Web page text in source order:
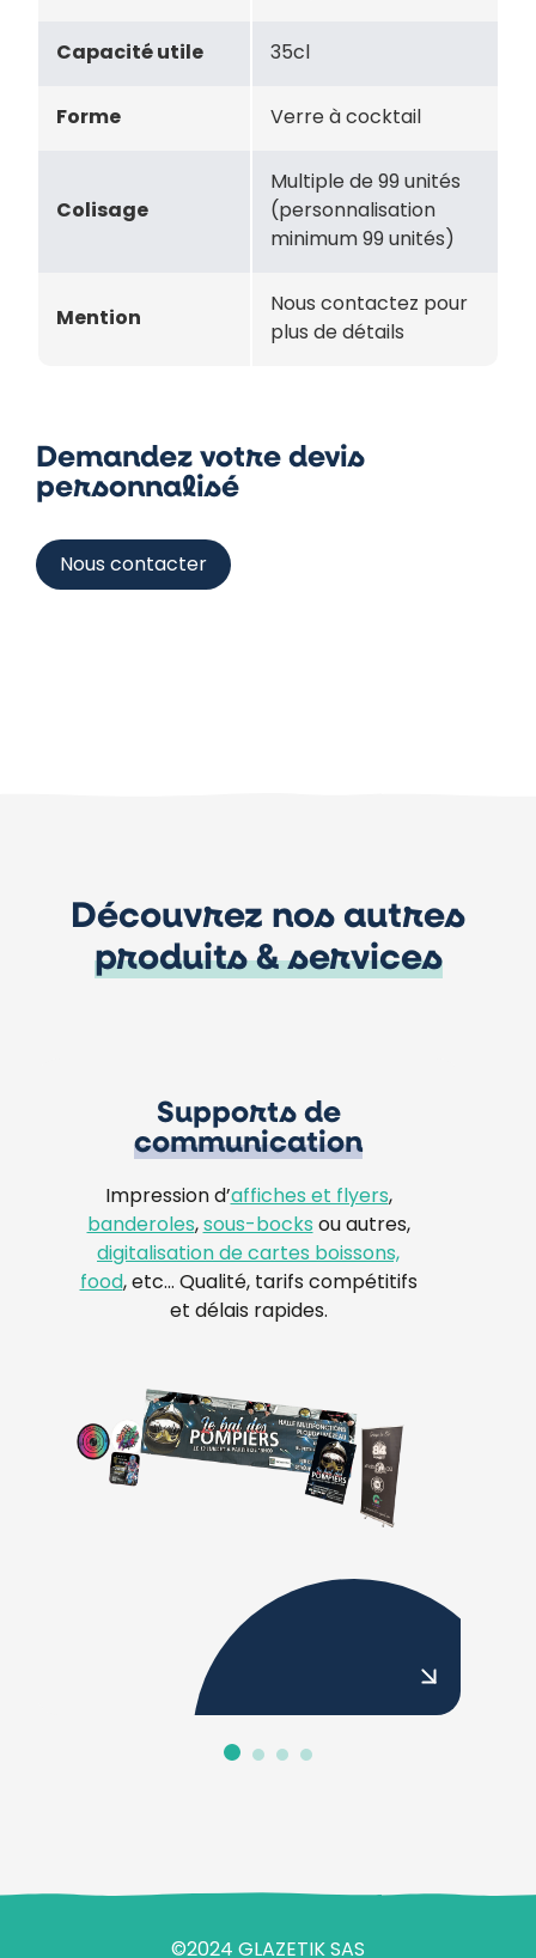
Capacité utile 35cl
Forme Verre à cocktail
Colisage
Multiple de 99 unités
(personnalisation
minimum 99 unités)
Mention
Nous contactez pour
plus de détails
Demandez votre devis
personnalisé
Nous contacter
Découvrez nos autres
produits & services
Supports de
communication
Impression d’affiches et flyers,
banderoles, sous-bocks ou autres,
digitalisation de cartes boissons,
food, etc… Qualité, tarifs compétitifs
et délais rapides.
©2024 GLAZETIK SAS